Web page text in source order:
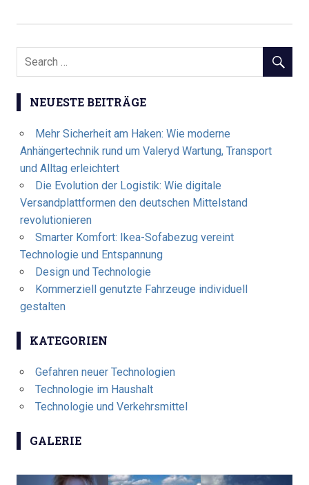
NEUESTE BEITRÄGE
Mehr Sicherheit am Haken: Wie moderne
Anhängertechnik rund um Valeryd Wartung, Transport
und Alltag erleichtert
Die Evolution der Logistik: Wie digitale
Versandplattformen den deutschen Mittelstand
revolutionieren
Smarter Komfort: Ikea-Sofabezug vereint
Technologie und Entspannung
Design und Technologie
Kommerziell genutzte Fahrzeuge individuell
gestalten
KATEGORIEN
Gefahren neuer Technologien
Technologie im Haushalt
Technologie und Verkehrsmittel
GALERIE